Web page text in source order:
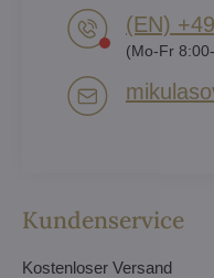
Kundenservice
Kostenloser Versand
(EN)
(Mo-Fr